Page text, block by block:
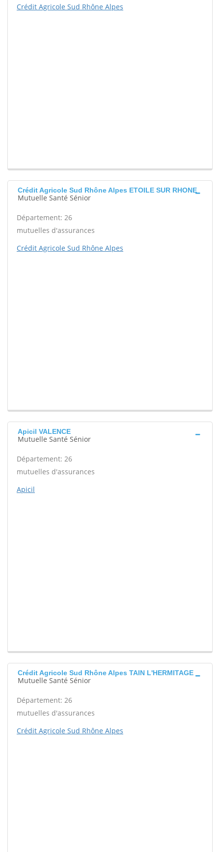
Crédit Agricole Sud Rhône Alpes
Crédit Agricole Sud Rhône Alpes ETOILE SUR RHONE
Mutuelle Santé Sénior
Département: 26
mutuelles d'assurances
Crédit Agricole Sud Rhône Alpes
Apicil VALENCE
Mutuelle Santé Sénior
Département: 26
mutuelles d'assurances
Apicil
Crédit Agricole Sud Rhône Alpes TAIN L'HERMITAGE
Mutuelle Santé Sénior
Département: 26
mutuelles d'assurances
Crédit Agricole Sud Rhône Alpes